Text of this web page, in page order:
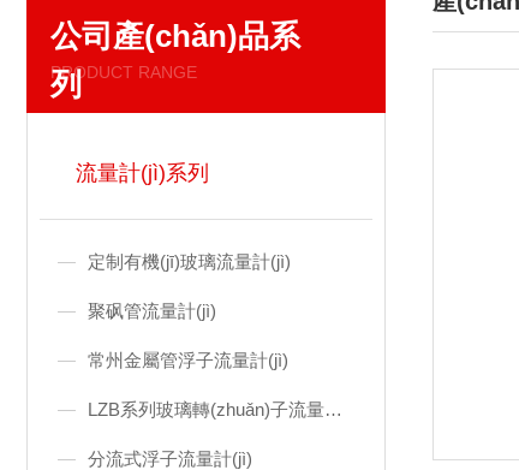
公司產(chǎn)品系
列
PRODUCT RANGE
流量計(jì)系列
定制有機(jī)玻璃流量計(jì)
聚砜管流量計(jì)
常州金屬管浮子流量計(jì)
LZB系列玻璃轉(zhuǎn)子流量計(jì)
分流式浮子流量計(jì)
/